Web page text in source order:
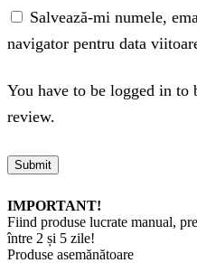
Salvează-mi numele,
navigator pentru data
You have to be logged in to
review.
IMPORTANT!
Fiind produse lucrate manual,
între 2 și 5 zile!
Produse asemănătoare